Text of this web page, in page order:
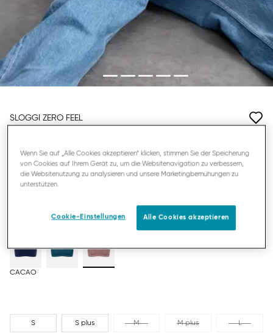
SLOGGI ZERO FEEL
44,95 €
CACAO
S S plus M M plus L
Wenn Sie auf „Alle Cookies akzeptieren“ klicken, stimmen Sie der Speicherung
von Cookies auf Ihrem Gerät zu, um die Websitenavigation zu verbessern,
die Websitenutzung zu analysieren und unsere Marketingbemühungen zu
unterstützen.
Cookie-Einstellungen Alle Cookies akzeptieren